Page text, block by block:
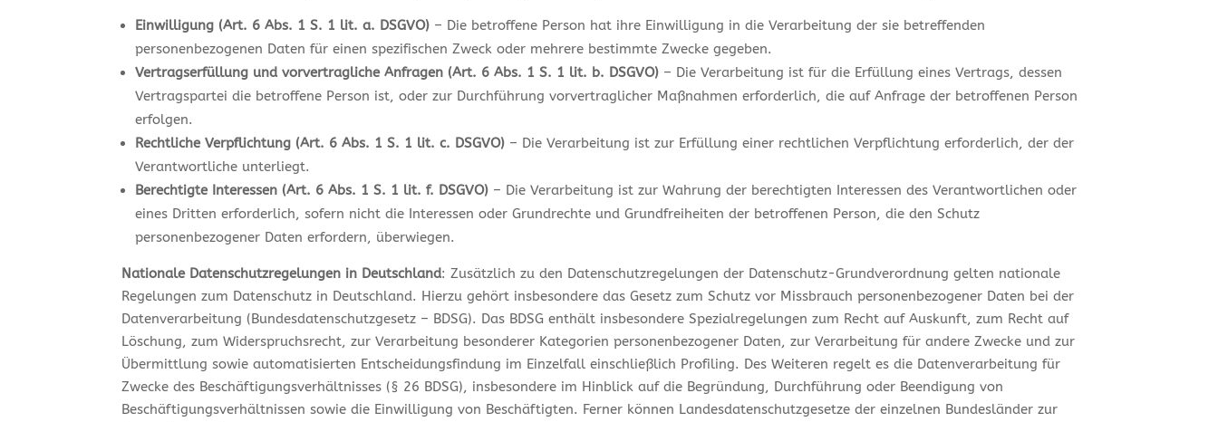
Einwilligung (Art. 6 Abs. 1 S. 1 lit. a. DSGVO) – Die betroffene Person hat ihre Einwilligung in die Verarbeitung der sie betreffenden
personenbezogenen Daten für einen spezifischen Zweck oder mehrere bestimmte Zwecke gegeben.
Vertragserfüllung und vorvertragliche Anfragen (Art. 6 Abs. 1 S. 1 lit. b. DSGVO) – Die Verarbeitung ist für die Erfüllung eines Vertrags, dessen
Vertragspartei die betroffene Person ist, oder zur Durchführung vorvertraglicher Maßnahmen erforderlich, die auf Anfrage der betroffenen Person
erfolgen.
Rechtliche Verpflichtung (Art. 6 Abs. 1 S. 1 lit. c. DSGVO) – Die Verarbeitung ist zur Erfüllung einer rechtlichen Verpflichtung erforderlich, der der
Verantwortliche unterliegt.
Berechtigte Interessen (Art. 6 Abs. 1 S. 1 lit. f. DSGVO) – Die Verarbeitung ist zur Wahrung der berechtigten Interessen des Verantwortlichen oder
eines Dritten erforderlich, sofern nicht die Interessen oder Grundrechte und Grundfreiheiten der betroffenen Person, die den Schutz
personenbezogener Daten erfordern, überwiegen.
Nationale Datenschutzregelungen in Deutschland: Zusätzlich zu den Datenschutzregelungen der Datenschutz-Grundverordnung gelten nationale
Regelungen zum Datenschutz in Deutschland. Hierzu gehört insbesondere das Gesetz zum Schutz vor Missbrauch personenbezogener Daten bei der
Datenverarbeitung (Bundesdatenschutzgesetz – BDSG). Das BDSG enthält insbesondere Spezialregelungen zum Recht auf Auskunft, zum Recht auf
Löschung, zum Widerspruchsrecht, zur Verarbeitung besonderer Kategorien personenbezogener Daten, zur Verarbeitung für andere Zwecke und zur
Übermittlung sowie automatisierten Entscheidungsfindung im Einzelfall einschließlich Profiling. Des Weiteren regelt es die Datenverarbeitung für
Zwecke des Beschäftigungsverhältnisses (§ 26 BDSG), insbesondere im Hinblick auf die Begründung, Durchführung oder Beendigung von
Beschäftigungsverhältnissen sowie die Einwilligung von Beschäftigten. Ferner können Landesdatenschutzgesetze der einzelnen Bundesländer zur